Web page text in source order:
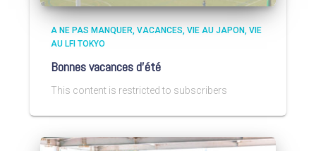
A NE PAS MANQUER VACANCES VIE AU JAPON VIE
AU LFI TOKYO
Bonnes vacances d’été
This content is restricted to subscribers